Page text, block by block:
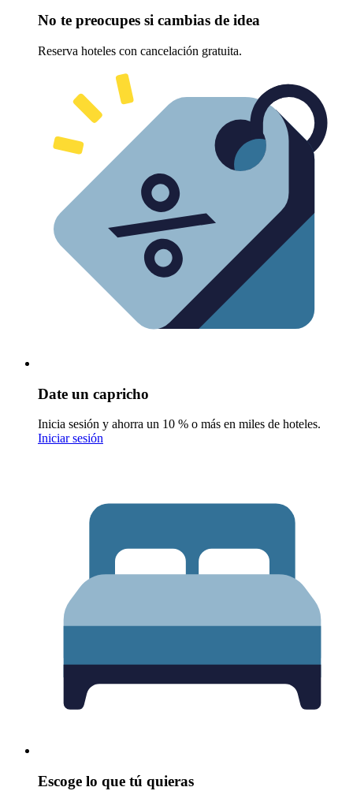
No te preocupes si cambias de idea
Reserva hoteles con cancelación gratuita.
Date un capricho
Inicia sesión y ahorra un 10 % o más en miles de hoteles.
Iniciar sesión
Escoge lo que tú quieras